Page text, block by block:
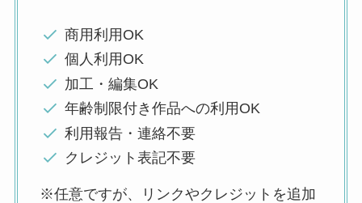
商用利用OK
個人利用OK
加工・編集OK
年齢制限付き作品への利用OK
利用報告・連絡不要
クレジット表記不要
※任意ですが、リンクやクレジットを追加